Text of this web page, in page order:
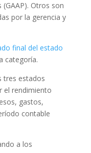
Otros son
por la gerencia y
final del estado
categoría.
tres estados
el rendimiento
gastos,
contable
a los